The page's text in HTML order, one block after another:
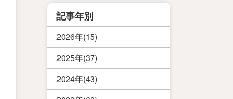
記事年別
2026年(15)
2025年(37)
2024年(43)